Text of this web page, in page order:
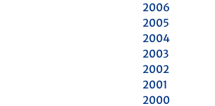
2006
2005
2004
2003
2002
2001
2000